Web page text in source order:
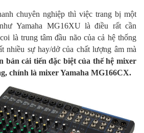
chuyên nghiệp thì việc trang bị một
Yamaha MG16XU là điều rất cần
là trung tâm đầu não của cả hệ thống
nhiều sự hay/dở của chất lượng âm mà
bản cải tiến đặc biệt của thế hệ mixer
chính là mixer Yamaha MG166CX.